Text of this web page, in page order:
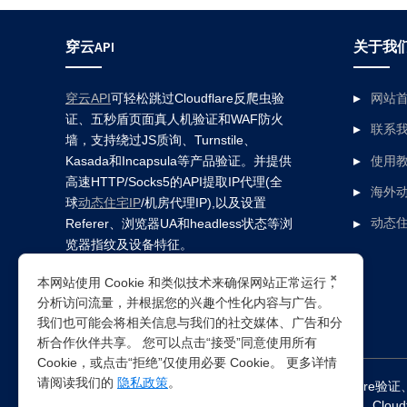
穿云API
穿云API可轻松跳过Cloudflare反爬虫验
证、五秒盾页面真人机验证和WAF防火
墙，支持绕过JS质询、Turnstile、
Kasada和Incapsula等产品验证。并提供
高速HTTP/Socks5的API提取IP代理(全
球动态住宅IP/机房代理IP),以及设置
Referer、浏览器UA和headless状态等浏
览器指纹及设备特征。
关于我
网站
联系
使用
海外
动态
突破所有反Anti-bot机器人检查，轻松 绕过cloudflare验证
×
本网站使用 Cookie 和类似技术来确保网站正常运行，
分析访问流量，并根据您的兴趣个性化内容与广告。
我们也可能会将相关信息与我们的社交媒体、广告和分
析合作伙伴共享。 您可以点击“接受”同意使用所有
Cookie，或点击“拒绝”仅使用必要 Cookie。 更多详情
请阅读我们的 隐私政策。